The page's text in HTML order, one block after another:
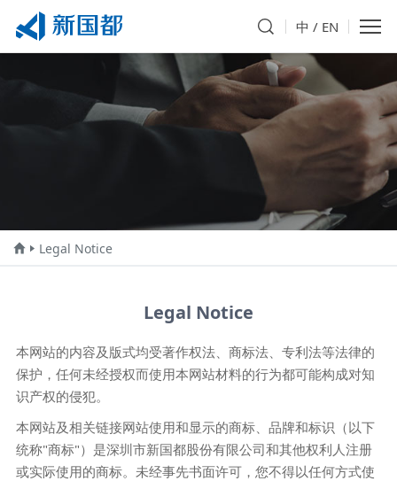
中 / EN
Legal Notice
Legal Notice
本网站的内容及版式均受著作权法、商标法、专利法等法律的
保护，任何未经授权而使用本网站材料的行为都可能构成对知
识产权的侵犯。
本网站及相关链接网站使用和显示的商标、品牌和标识（以下
统称"商标"）是深圳市新国都股份有限公司和其他权利人注册
或实际使用的商标。未经事先书面许可，您不得以任何方式使